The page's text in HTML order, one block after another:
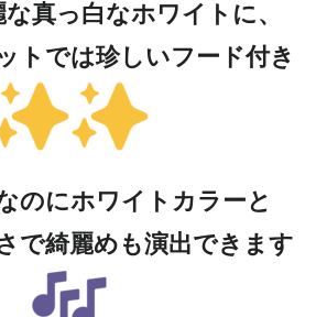
真っ白なホワイトに、
トでは珍しいフード付き
のにホワイトカラーと
で綺麗めも演出できます